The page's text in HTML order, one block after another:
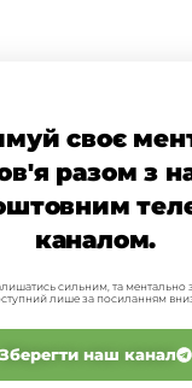
своє
разом з
каналом.
сильним, та ментально
лише за посиланням
Зберегти наш канал